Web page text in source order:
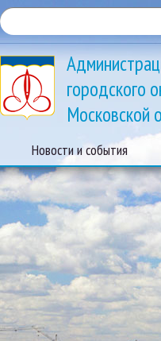
городского
Московской
Новости и события